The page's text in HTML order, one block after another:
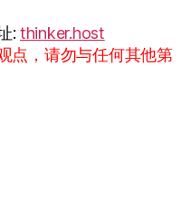
: thinker.host
点，请勿与任何其他第